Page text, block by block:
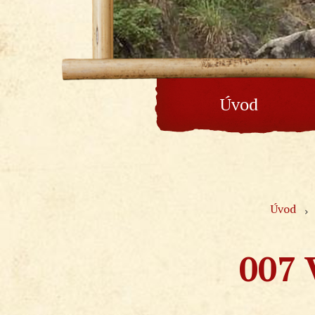
Úvod
Úvod
007